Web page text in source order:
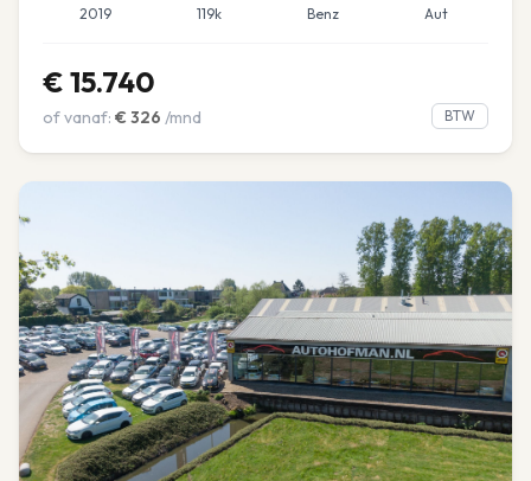
2019 119k Benz Aut
€ 15.740
of vanaf: € 326 /mnd BTW